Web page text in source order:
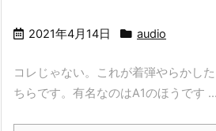
2021年4月14日 audio
コレじゃない。これが着弾やらかし
ちらです。有名なのはA1のほうです ...